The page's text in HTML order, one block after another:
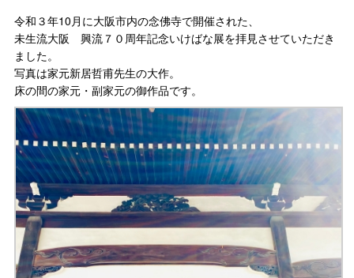
令和３年10月に大阪市内の念佛寺で開催された、
未生流大阪 興流７０周年記念いけばな展を拝見させていただき
ました。
写真は家元新居哲甫先生の大作。
床の間の家元・副家元の御作品です。